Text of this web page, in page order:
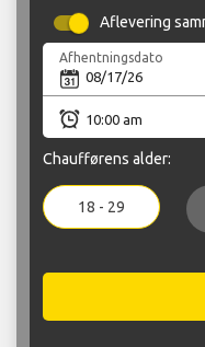
Aflevering
Afhentningsdato
Chaufførens alder:
18 - 29